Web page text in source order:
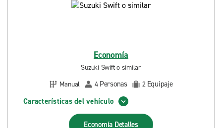
Economía
Suzuki Swift o similar
Manual
4 Personas 2 Equipaje
Características del vehículo
Economía Detalles